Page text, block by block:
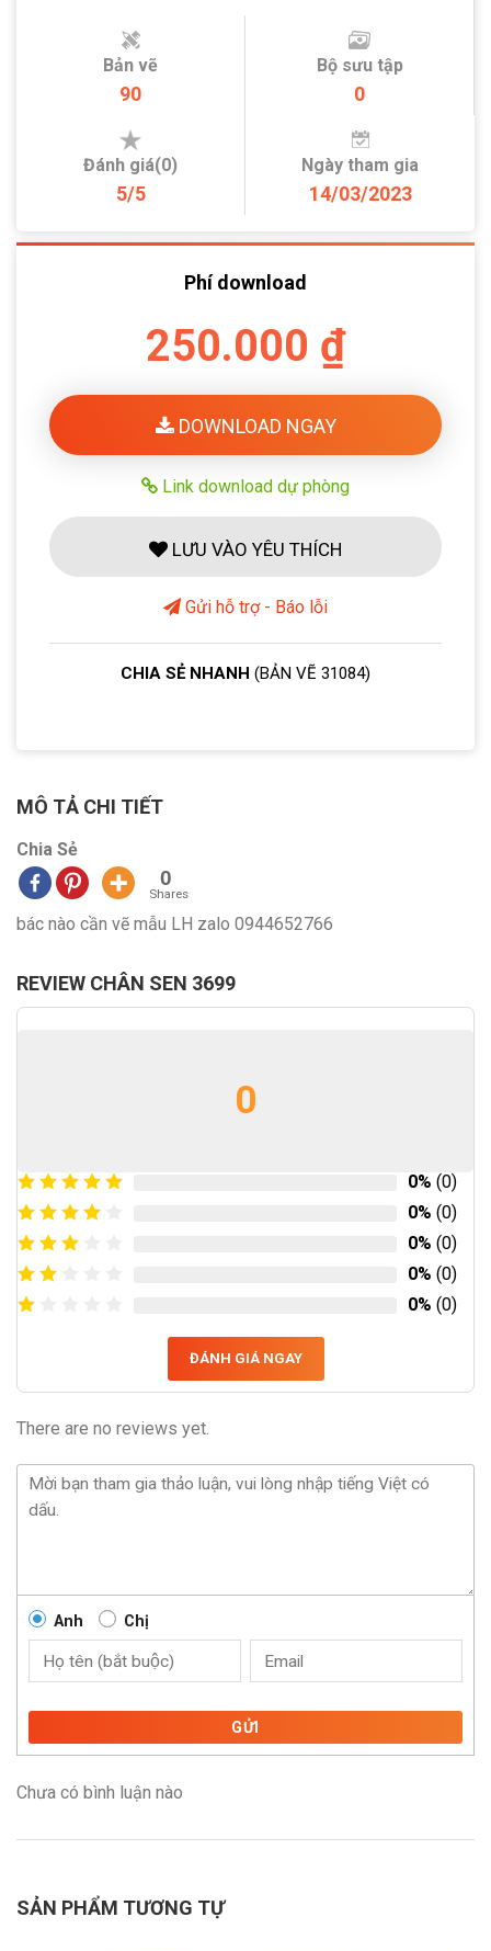
Bản vẽ
90
Bộ sưu tập
0
Đánh giá(0)
5/5
Ngày tham gia
14/03/2023
Phí download
250.000 ₫
DOWNLOAD NGAY
Link download dự phòng
LƯU VÀO YÊU THÍCH
Gửi hỗ trợ - Báo lỗi
CHIA SẺ NHANH (BẢN VẼ 31084)
MÔ TẢ CHI TIẾT
Chia Sẻ
0
Shares
bác nào cần vẽ mẫu LH zalo 0944652766
REVIEW CHÂN SEN 3699
0
0% (0)
0% (0)
0% (0)
0% (0)
0% (0)
ĐÁNH GIÁ NGAY
There are no reviews yet.
Anh Chị
GỬI
Chưa có bình luận nào
SẢN PHẨM TƯƠNG TỰ